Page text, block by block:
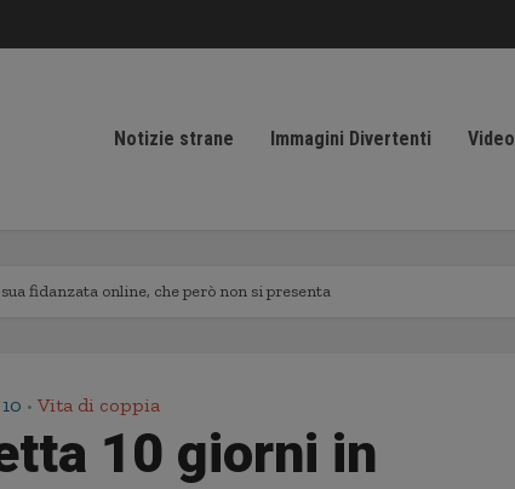
Notizie strane Immagini Divertenti Video
fidanzata online, che però non si presenta
• Vita di coppia
10 giorni in